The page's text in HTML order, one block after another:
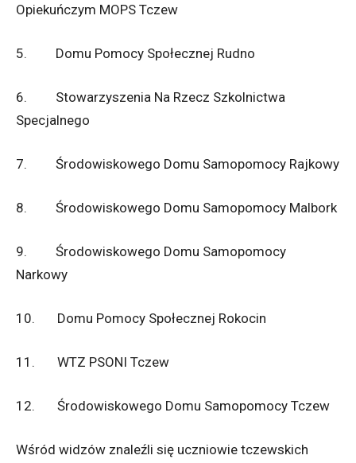
Opiekuńczym MOPS Tczew
5. Domu Pomocy Społecznej Rudno
6. Stowarzyszenia Na Rzecz Szkolnictwa
Specjalnego
7. Środowiskowego Domu Samopomocy Rajkowy
8. Środowiskowego Domu Samopomocy Malbork
9. Środowiskowego Domu Samopomocy
Narkowy
10. Domu Pomocy Społecznej Rokocin
11. WTZ PSONI Tczew
12. Środowiskowego Domu Samopomocy Tczew
Wśród widzów znaleźli się uczniowie tczewskich